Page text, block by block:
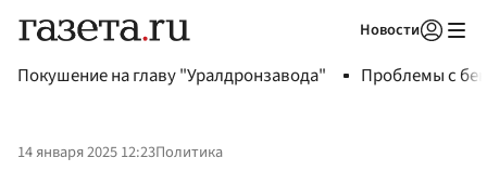
Новости
Покушение на главу "Уралдронзавода" Проблемы с
14 января 2025 12:23Политика